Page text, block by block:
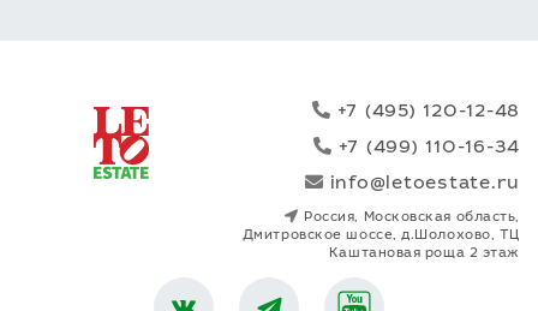
+7 (495) 120-12-48
+7 (499) 110-16-34
info@letoestate.ru
Россия, Московская область,
Дмитровское шоссе, д.Шолохово, ТЦ
Каштановая роща 2 этаж